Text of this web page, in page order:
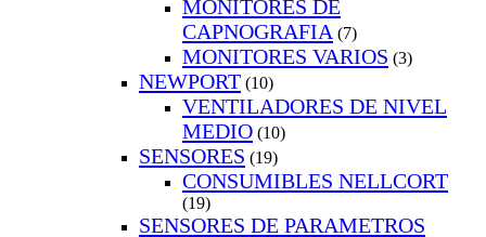
MONITORES DE
CAPNOGRAFIA (7)
MONITORES VARIOS (3)
NEWPORT (10)
VENTILADORES DE NIVEL
MEDIO (10)
SENSORES (19)
CONSUMIBLES NELLCORT
(19)
SENSORES DE PARAMETROS